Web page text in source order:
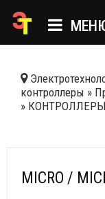
КАТАЛОГ
НОВОСТИ
контроллеры »
» КОНТРОЛЛЕРЫ
MICRO /